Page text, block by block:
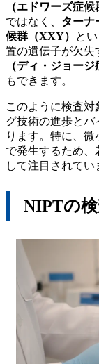
（エドワーズ症候
ではなく、 ターナ
候群（XXY）
と
置の遺伝子が欠失
（ディ・ジョージ
もできます。
このように検査
グ技術の進歩とバ
ります。特に、
で発生するため、
して注目されてい
NIPTの